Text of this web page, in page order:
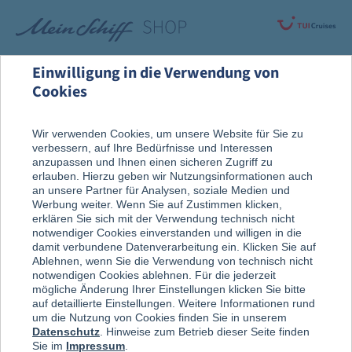
Alle Produkte
Einwilligung in die Verwendung von
Cookies
Wir verwenden Cookies, um unsere Website für Sie zu
verbessern, auf Ihre Bedürfnisse und Interessen
anzupassen und Ihnen einen sicheren Zugriff zu
erlauben. Hierzu geben wir Nutzungsinformationen auch
an unsere Partner für Analysen, soziale Medien und
Werbung weiter. Wenn Sie auf Zustimmen klicken,
erklären Sie sich mit der Verwendung technisch nicht
notwendiger Cookies einverstanden und willigen in die
damit verbundene Datenverarbeitung ein. Klicken Sie auf
Ablehnen, wenn Sie die Verwendung von technisch nicht
notwendigen Cookies ablehnen. Für die jederzeit
mögliche Änderung Ihrer Einstellungen klicken Sie bitte
auf detaillierte Einstellungen. Weitere Informationen rund
um die Nutzung von Cookies finden Sie in unserem
Datenschutz . Hinweise zum Betrieb dieser Seite finden
Sie im Impressum